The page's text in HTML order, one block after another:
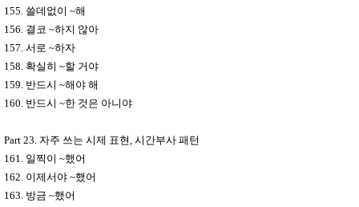
155. 쓸데없이 ~해
156. 결코 ~하지 않아
157. 서로 ~하자
158. 확실히 ~할 거야
159. 반드시 ~해야 해
160. 반드시 ~한 것은 아니야
Part 23. 자주 쓰는 시제 표현 시간부사 패턴
161. 일찍이 ~했어
162. 이제서야 ~했어
163. 방금 ~했어